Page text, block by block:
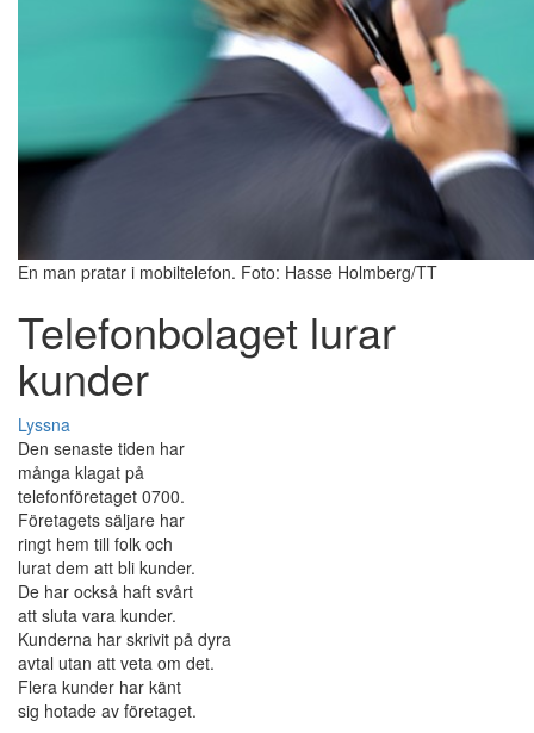
En man pratar i mobiltelefon. Foto: Hasse Holmberg/TT
Telefonbolaget lurar
kunder
Lyssna
Den senaste tiden har
många klagat på
telefonföretaget 0700.
Företagets säljare har
ringt hem till folk och
lurat dem att bli kunder.
De har också haft svårt
att sluta vara kunder.
Kunderna har skrivit på dyra
avtal utan att veta om det.
Flera kunder har känt
sig hotade av företaget.